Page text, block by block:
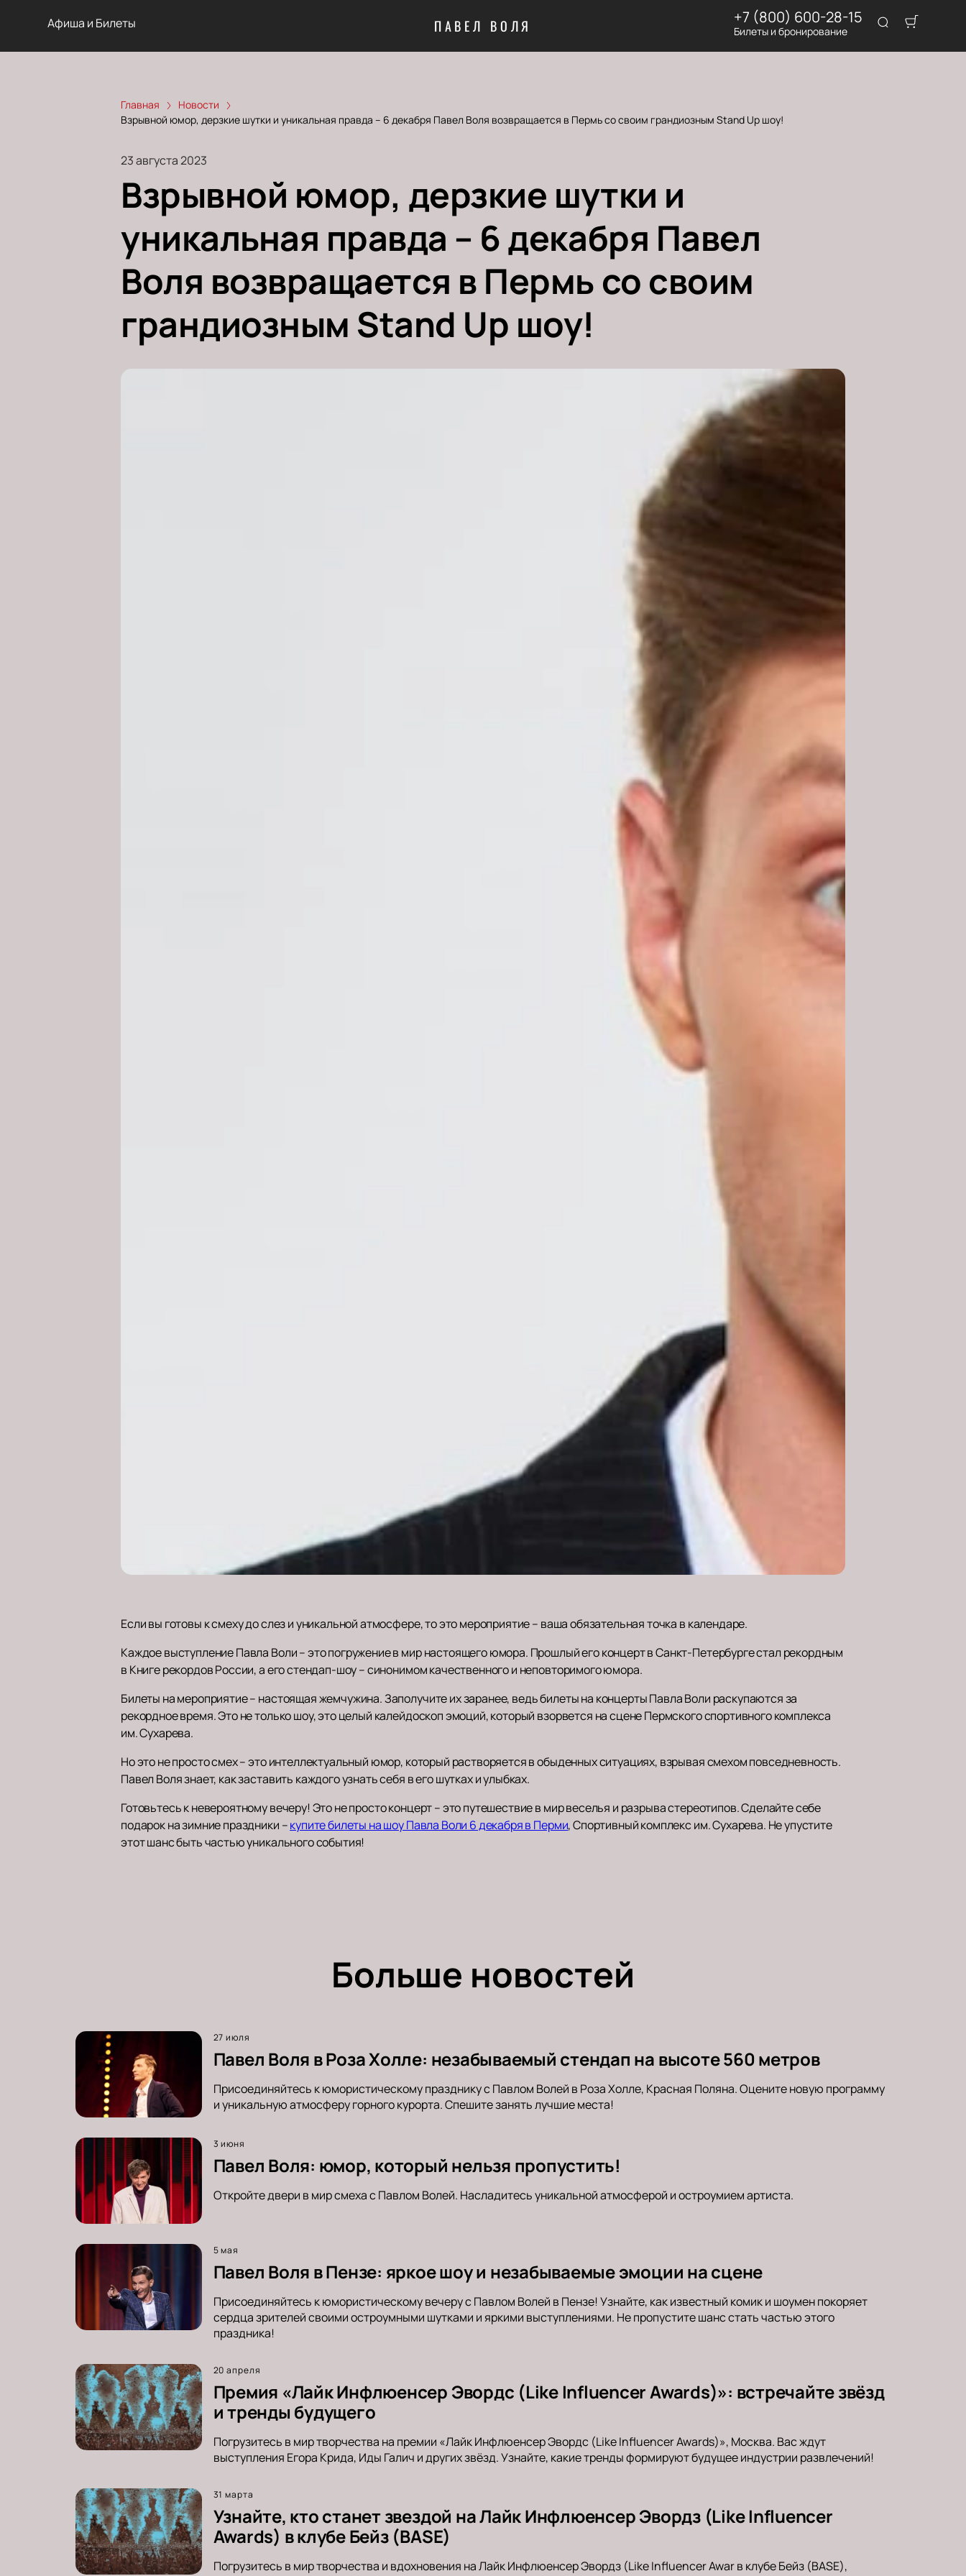
ПАВЕЛ ВОЛЯ
Афиша и Билеты +7 (800) 600-28-15
Билеты и бронирование
Главная
Новости
Взрывной юмор, дерзкие шутки и уникальная правда – 6 декабря Павел Воля возвращается в Пермь со своим грандиозным Stand Up шоу!
23 августа 2023
Взрывной юмор, дерзкие шутки и
уникальная правда – 6 декабря Павел
Воля возвращается в Пермь со своим
грандиозным Stand Up шоу!
Если вы готовы к смеху до слез и уникальной атмосфере, то это мероприятие – ваша обязательная точка в календаре.
Каждое выступление Павла Воли – это погружение в мир настоящего юмора. Прошлый его концерт в Санкт-Петербурге стал рекордным
в Книге рекордов России, а его стендап-шоу – синонимом качественного и неповторимого юмора.
Билеты на мероприятие – настоящая жемчужина. Заполучите их заранее, ведь билеты на концерты Павла Воли раскупаются за
рекордное время. Это не только шоу, это целый калейдоскоп эмоций, который взорвется на сцене Пермского спортивного комплекса
им. Сухарева.
Но это не просто смех – это интеллектуальный юмор, который растворяется в обыденных ситуациях, взрывая смехом повседневность.
Павел Воля знает, как заставить каждого узнать себя в его шутках и улыбках.
Готовьтесь к невероятному вечеру! Это не просто концерт – это путешествие в мир веселья и разрыва стереотипов. Сделайте себе
подарок на зимние праздники –купите билеты на шоу Павла Воли 6 декабря в Перми, Спортивный комплекс им. Сухарева. Не упустите
этот шанс быть частью уникального события!
Больше новостей
27 июля
Павел Воля в Роза Холле: незабываемый стендап на высоте 560 метров
Присоединяйтесь к юмористическому празднику с Павлом Волей в Роза Холле, Красная Поляна. Оцените новую программу
и уникальную атмосферу горного курорта. Спешите занять лучшие места!
3 июня
Павел Воля: юмор, который нельзя пропустить!
Откройте двери в мир смеха с Павлом Волей. Насладитесь уникальной атмосферой и остроумием артиста.
5 мая
Павел Воля в Пензе: яркое шоу и незабываемые эмоции на сцене
Присоединяйтесь к юмористическому вечеру с Павлом Волей в Пензе! Узнайте, как известный комик и шоумен покоряет
сердца зрителей своими остроумными шутками и яркими выступлениями. Не пропустите шанс стать частью этого
праздника!
20 апреля
Премия «Лайк Инфлюенсер Эвордс (Like Influencer Awards)»: встречайте звёзд
и тренды будущего
Погрузитесь в мир творчества на премии «Лайк Инфлюенсер Эвордс (Like Influencer Awards)», Москва. Вас ждут
выступления Егора Крида, Иды Галич и других звёзд. Узнайте, какие тренды формируют будущее индустрии развлечений!
31 марта
Узнайте, кто станет звездой на Лайк Инфлюенсер Эвордз (Like Influencer
Awards) в клубе Бейз (BASE)
Погрузитесь в мир творчества и вдохновения на Лайк Инфлюенсер Эвордз (Like Influencer Awar в клубе Бейз (BASE),